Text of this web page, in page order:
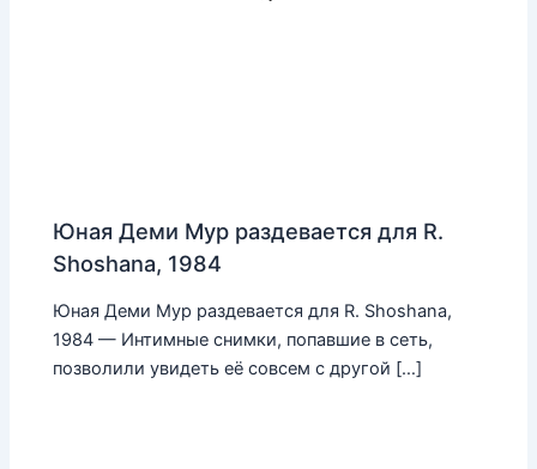
Юная Деми Мур раздевается для R.
Shoshana, 1984
Юная Деми Мур раздевается для R. Shoshana,
1984 — Интимные снимки, попавшие в сеть,
позволили увидеть её совсем с другой […]